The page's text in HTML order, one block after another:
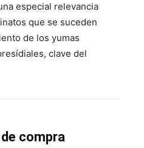
especial relevancia
que se suceden
de los yumas
clave del
compra